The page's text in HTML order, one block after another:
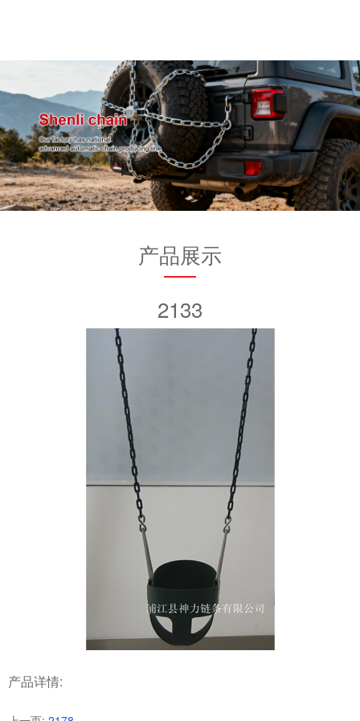
产品展示
2133
产品详情: